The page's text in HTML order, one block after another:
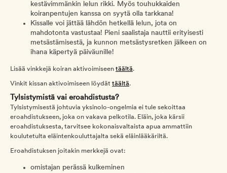
kestävimmänkin lelun rikki. Myös touhukkaiden
koiranpentujen kanssa on syytä olla tarkkana!
Kissalle voi jättää lähdön hetkellä lelun, jota on
mahdotonta vastustaa! Pieni saalistaja nauttii erityisesti
metsästämisestä, ja kunnon metsästysretken jälkeen on
ihana käpertyä päiväunille!
Lisää vinkkejä koiran aktivoimiseen täältä.
Vinkit kissan aktivoimiseen löydät täältä.
Tylsistymistä vai eroahdistusta?
Tylsistymisestä johtuvia yksinolo-ongelmia ei tule sekoittaa
eroahdistukseen, joka on vakava pelkotila. Eläin, joka kärsii
eroahdistuksesta, tarvitsee kokonaisvaltaista apua ammattiin
koulutetulta eläintenkouluttajalta sekä eläinlääkäriltä.
Eroahdistuksen joitakin merkkejä ovat:
omistajan perässä kulkeminen